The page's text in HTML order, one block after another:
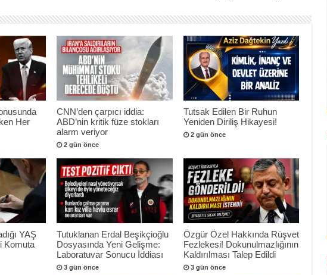
Her
CNN’den çarpıcı iddia:
ABD’nin kritik füze stokları
alarm veriyor
2 gün önce
Tutsak Edilen Bir Ruhun
Yeniden Diriliş Hikayesi!
2 gün önce
YAŞ
Komuta
Tutuklanan Erdal Beşikçioğlu
Dosyasında Yeni Gelişme:
Laboratuvar Sonucu İddiası
3 gün önce
Özgür Özel Hakkında Rüşvet
Fezlekesi! Dokunulmazlığının
Kaldırılması Talep Edildi
3 gün önce